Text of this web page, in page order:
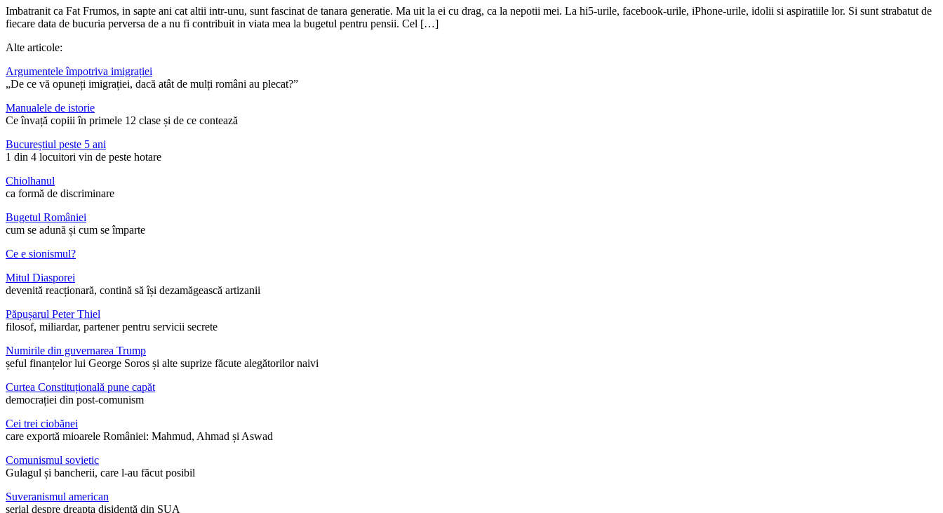
Imbatranit ca Fat Frumos, in sapte ani cat altii intr-unu, sunt fascinat de tanara generatie. Ma uit la ei cu drag, ca la nepotii mei. La hi5-urile, facebook-urile, iPhone-urile, idolii si aspiratiile lor. Si sunt strabatut de
fiecare data de bucuria perversa de a nu fi contribuit in viata mea la bugetul pentru pensii. Cel […]
Alte articole:
Argumentele împotriva imigrației
„De ce vă opuneți imigrației, dacă atât de mulți români au plecat?”
Manualele de istorie
Ce învață copiii în primele 12 clase și de ce contează
Bucureștiul peste 5 ani
1 din 4 locuitori vin de peste hotare
Chiolhanul
ca formă de discriminare
Bugetul României
cum se adună și cum se împarte
Ce e sionismul?
Mitul Diasporei
devenită reacționară, contină să își dezamăgească artizanii
Păpușarul Peter Thiel
filosof, miliardar, partener pentru servicii secrete
Numirile din guvernarea Trump
șeful finanțelor lui George Soros și alte suprize făcute alegătorilor naivi
Curtea Constituțională pune capăt
democrației din post-comunism
Cei trei ciobănei
care exportă mioarele României: Mahmud, Ahmad și Aswad
Comunismul sovietic
Gulagul și bancherii, care l-au făcut posibil
Suveranismul american
serial despre dreapta disidentă din SUA